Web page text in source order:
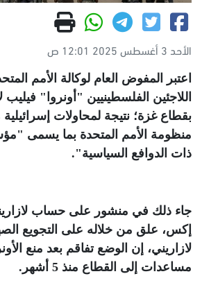
الأحد 3 أغسطس 2025 12:01 ص
اعتبر المفوض العام لوكالة الأمم
اللاجئين الفلسطينيين "أونروا" فيليب
بقطاع غزة؛ نتيجة لمحاولات
منظومة الأمم المتحدة بما يسمى
ذات الدوافع السياسية".
جاء ذلك في منشور على حساب
إكس، علق من خلاله على التجويع
لازاريني، إن الوضع تفاقم بعد منع
مساعدات إلى القطاع منذ 5 أشهر
.